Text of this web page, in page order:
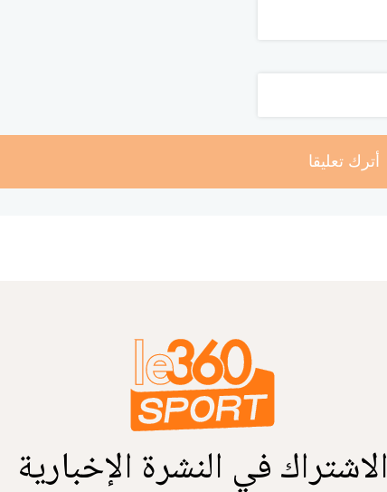
أترك تعليقا
الاشتراك في النشرة الإخبارية